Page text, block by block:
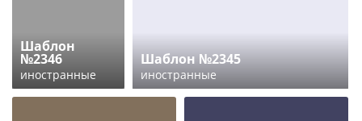
Шаблон
№2346
иностранные
Шаблон №2345
иностранные